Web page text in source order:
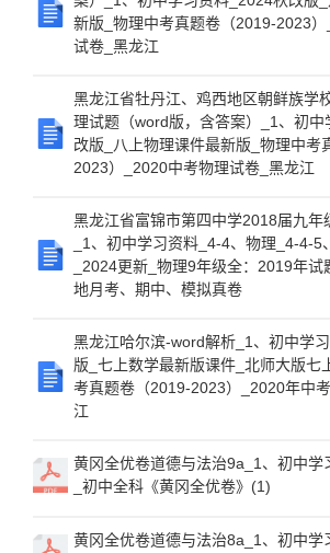
新版_物理中考真题卷（2019-2023
试卷_黑龙江
黑龙江省牡丹江、鸡西地区朝鲜族学
理试题（word版，含答案）_1、初中
改版_八上物理课件最新版_物理中考
2023）_2020中考物理试卷_黑龙江
黑龙江省富锦市第四中学2018届九年
_1、初中学习资料_4-4、物理_4-4-5
_2024更新_物理9年级全：2019年
地月考、期中、模拟真卷
黑龙江哈尔滨-word解析_1、初中学
版_七上数学最新版课件_北师大版七
考真题卷（2019-2023）_2020年中
江
黄冈全优卷道德与法治9a_1、初中学
_初中全科《黄冈全优卷》(1)
黄冈全优卷道德与法治8a_1、初中学